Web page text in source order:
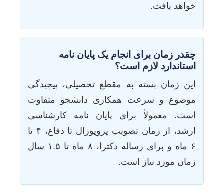
خواهد یافت.
چقدر زمان برای انجام یک پایان نامه
استاندارد لازم است؟
این زمان بسته به مقطع تحصیلی، پیچیدگی
موضوع و سرعت همکاری دانشجو متفاوت
است. معمولاً برای پایان نامه کارشناسی
ارشد، از زمان تصویب پروپوزال تا دفاع، ۴ تا
۶ ماه و برای رساله دکترا، ۸ ماه تا ۱.۵ سال
زمان مورد نیاز است.